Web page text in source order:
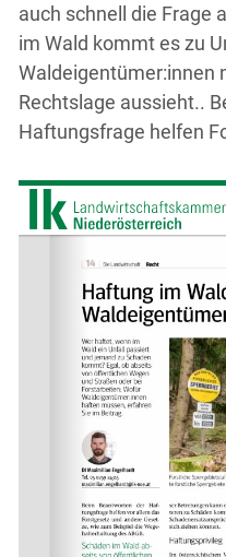
auch schnell die Frage
im Wald kommt es zu
Waldeigentümer:innen
Rechtslage aussieht..
Haftungsfrage helfen